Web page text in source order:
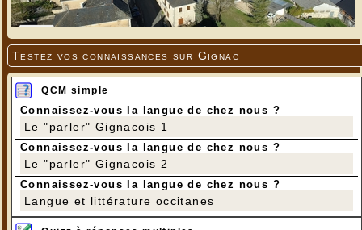
Testez vos connaissances sur Gignac
QCM simple
Connaissez-vous la langue de chez nous ?
Le "parler" Gignacois 1
Connaissez-vous la langue de chez nous ?
Le "parler" Gignacois 2
Connaissez-vous la langue de chez nous ?
Langue et littérature occitanes